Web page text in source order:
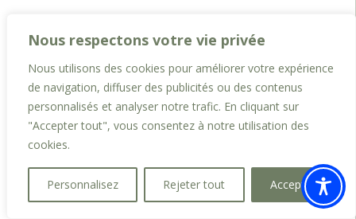
Nous respectons votre vie privée
Nous utilisons des cookies pour améliorer votre expérience
de navigation, diffuser des publicités ou des contenus
personnalisés et analyser notre trafic. En cliquant sur
"Accepter tout", vous consentez à notre utilisation des
cookies.
Personnalisez Rejeter tout Accepter